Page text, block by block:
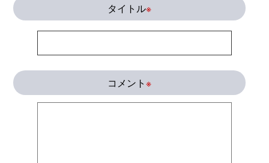
タイトル※
コメント※